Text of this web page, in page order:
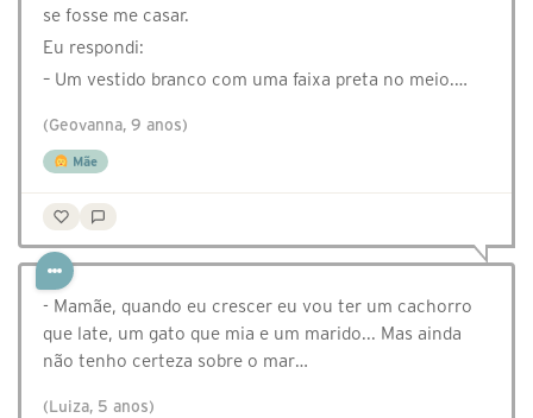
se fosse me casar.
Eu respondi:
– Um vestido branco com uma faixa preta no meio.…
(Geovanna, 9 anos)
Mãe
- Mamãe, quando eu crescer eu vou ter um cachorro
que late, um gato que mia e um marido... Mas ainda
não tenho certeza sobre o mar…
(Luiza, 5 anos)